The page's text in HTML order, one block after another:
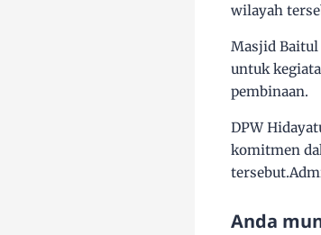
wilayah
Masjid
untuk
pembinaan.
DPW
komitmen
Anda